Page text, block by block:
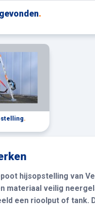
.
.
hijsopstelling van
materiaal veilig
een rioolput of tank.